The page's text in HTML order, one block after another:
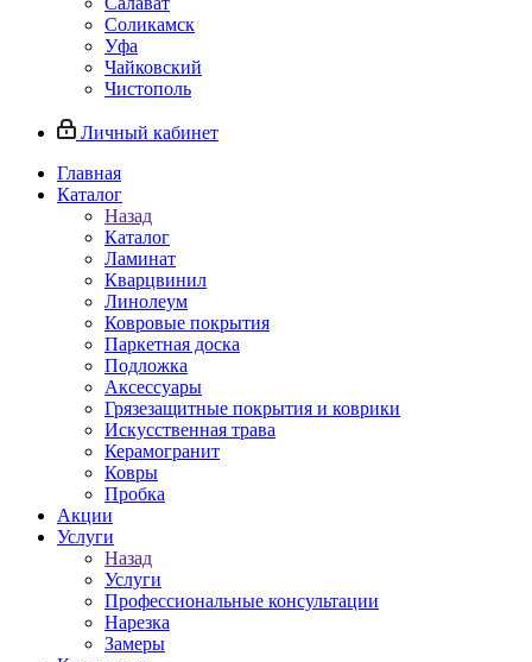
Соликамск
Уфа
Чайковский
Чистополь
Личный кабинет
Главная
Каталог
Назад
Каталог
Ламинат
Кварцвинил
Линолеум
Ковровые покрытия
Паркетная доска
Подложка
Аксессуары
Грязезащитные покрытия и коврики
Искусственная трава
Керамогранит
Ковры
Пробка
Акции
Услуги
Назад
Услуги
Профессиональные консультации
Нарезка
Замеры